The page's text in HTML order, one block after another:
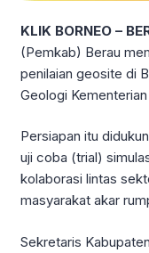
KLIK BORNEO –
(Pemkab) Berau
penilaian geosite di
Geologi
Persiapan itu
uji coba (trial)
kolaborasi lintas
masyarakat akar
Sekretaris